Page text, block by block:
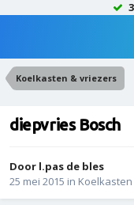
Koelkasten & vriezers
diepvries Bosch
Door l.pas de bles
25 mei 2015 in